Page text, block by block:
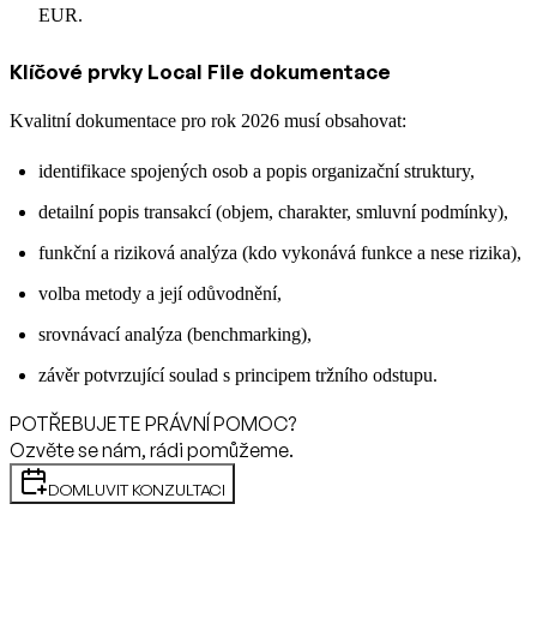
EUR.
Klíčové prvky Local File dokumentace
Kvalitní dokumentace pro rok 2026 musí obsahovat:
identifikace spojených osob a popis organizační struktury,
detailní popis transakcí (objem, charakter, smluvní podmínky),
funkční a riziková analýza (kdo vykonává funkce a nese rizika),
volba metody a její odůvodnění,
srovnávací analýza (benchmarking),
závěr potvrzující soulad s principem tržního odstupu.
POTŘEBUJETE PRÁVNÍ POMOC?
Ozvěte se nám, rádi pomůžeme.
DOMLUVIT KONZULTACI